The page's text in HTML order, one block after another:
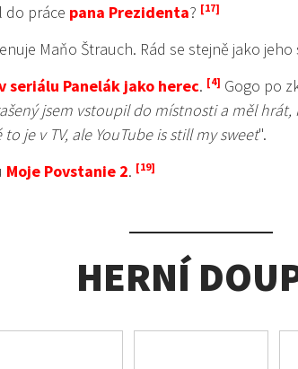
do práce pana Prezidenta?
Maňo Štrauch. Rád se stejně jako
seriálu Panelák jako herec. Gogo po
jsem vstoupil do místnosti a měl
je v TV, ale YouTube is still my sweet".
Moje Povstanie 2.
HERNÍ